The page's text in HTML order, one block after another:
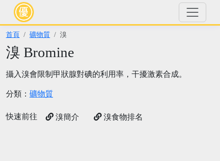
首頁 礦物質 溴
溴 Bromine
攝入溴會限制甲狀腺對碘的利用率，干擾激素合成。
分類： 礦物質
快速前往 溴簡介 溴食物排名